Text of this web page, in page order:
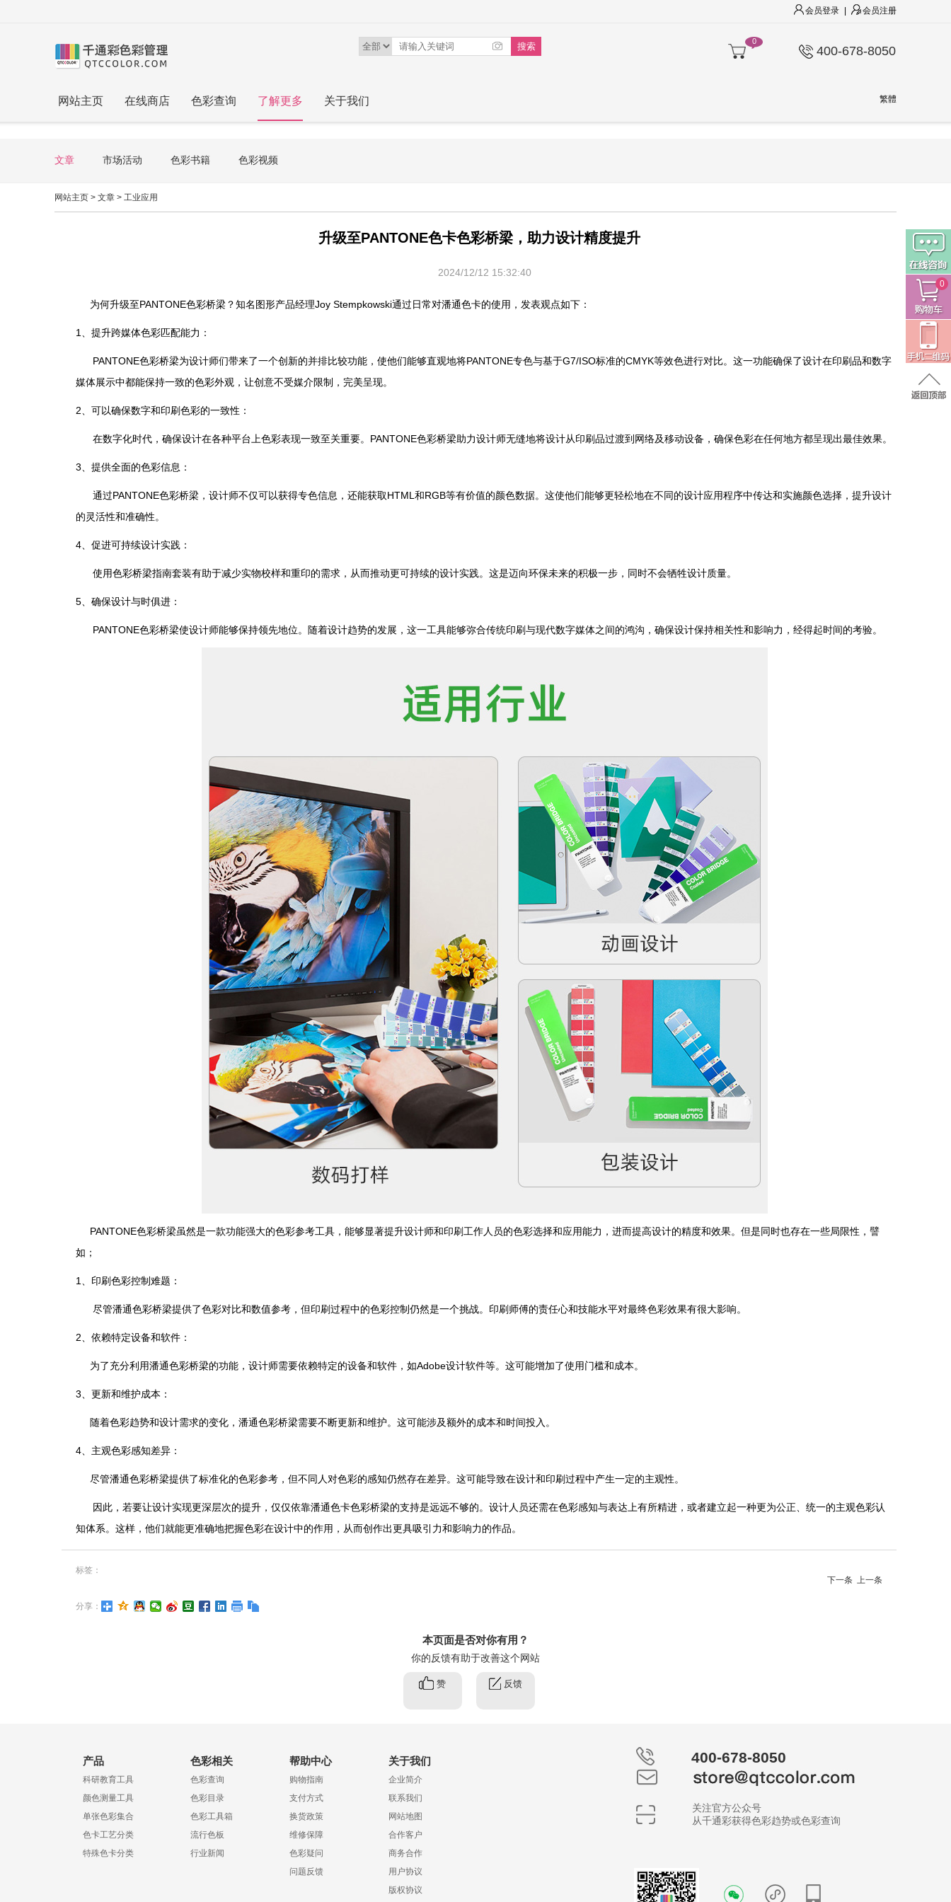
会员登录 会员注册
0
400-678-8050
网站主页 在线商店 色彩查询 了解更多 关于我们 繁體
文章 市场活动 色彩书籍 色彩视频
网站主页 > 文章 > 工业应用
升级至PANTONE色卡色彩桥梁，助力设计精度提升
2024/12/12 15:32:40
为何升级至PANTONE色彩桥梁？知名图形产品经理Joy Stempkowski通过日常对潘通色卡的使用，发表观点如下：
1、提升跨媒体色彩匹配能力：
PANTONE色彩桥梁为设计师们带来了一个创新的并排比较功能，使他们能够直观地将PANTONE专色与基于G7/ISO标准的CMYK等效色进行对比。这一功能确保了设计在印刷品和数字
媒体展示中都能保持一致的色彩外观，让创意不受媒介限制，完美呈现。
2、可以确保数字和印刷色彩的一致性：
在数字化时代，确保设计在各种平台上色彩表现一致至关重要。PANTONE色彩桥梁助力设计师无缝地将设计从印刷品过渡到网络及移动设备，确保色彩在任何地方都呈现出最佳效果。
3、提供全面的色彩信息：
通过PANTONE色彩桥梁，设计师不仅可以获得专色信息，还能获取HTML和RGB等有价值的颜色数据。这使他们能够更轻松地在不同的设计应用程序中传达和实施颜色选择，提升设计
的灵活性和准确性。
4、促进可持续设计实践：
使用色彩桥梁指南套装有助于减少实物校样和重印的需求，从而推动更可持续的设计实践。这是迈向环保未来的积极一步，同时不会牺牲设计质量。
5、确保设计与时俱进：
PANTONE色彩桥梁使设计师能够保持领先地位。随着设计趋势的发展，这一工具能够弥合传统印刷与现代数字媒体之间的鸿沟，确保设计保持相关性和影响力，经得起时间的考验。
PANTONE色彩桥梁虽然是一款功能强大的色彩参考工具，能够显著提升设计师和印刷工作人员的色彩选择和应用能力，进而提高设计的精度和效果。但是同时也存在一些局限性，譬
如；
1、印刷色彩控制难题：
尽管潘通色彩桥梁提供了色彩对比和数值参考，但印刷过程中的色彩控制仍然是一个挑战。印刷师傅的责任心和技能水平对最终色彩效果有很大影响。
2、依赖特定设备和软件：
为了充分利用潘通色彩桥梁的功能，设计师需要依赖特定的设备和软件，如Adobe设计软件等。这可能增加了使用门槛和成本。
3、更新和维护成本：
随着色彩趋势和设计需求的变化，潘通色彩桥梁需要不断更新和维护。这可能涉及额外的成本和时间投入。
4、主观色彩感知差异：
尽管潘通色彩桥梁提供了标准化的色彩参考，但不同人对色彩的感知仍然存在差异。这可能导致在设计和印刷过程中产生一定的主观性。
因此，若要让设计实现更深层次的提升，仅仅依靠潘通色卡色彩桥梁的支持是远远不够的。设计人员还需在色彩感知与表达上有所精进，或者建立起一种更为公正、统一的主观色彩认
知体系。这样，他们就能更准确地把握色彩在设计中的作用，从而创作出更具吸引力和影响力的作品。
标签：
下一条 上一条
分享：
本页面是否对你有用？
你的反馈有助于改善这个网站
赞 反馈
产品
科研教育工具
颜色测量工具
单张色彩集合
色卡工艺分类
特殊色卡分类
色彩相关
色彩查询
色彩目录
色彩工具箱
流行色板
行业新闻
帮助中心
购物指南
支付方式
换货政策
维修保障
色彩疑问
问题反馈
关于我们
企业简介
联系我们
网站地图
合作客户
商务合作
用户协议
版权协议
400-678-8050
关注官方公众号
从千通彩获得色彩趋势或色彩查询
0